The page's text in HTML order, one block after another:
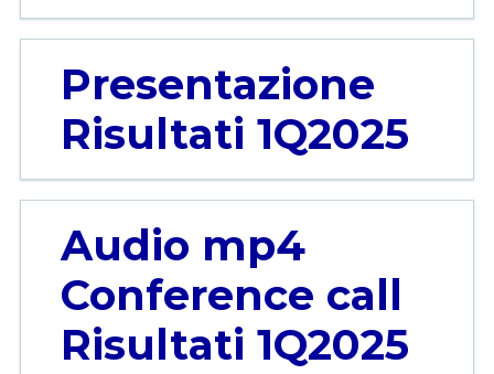
Presentazione
Risultati 1Q2025
Audio mp4
Conference call
Risultati 1Q2025